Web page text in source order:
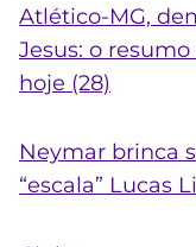
Atlético-MG,
Jesus: o
hoje (28)
Neymar brinca
“escala” Lucas